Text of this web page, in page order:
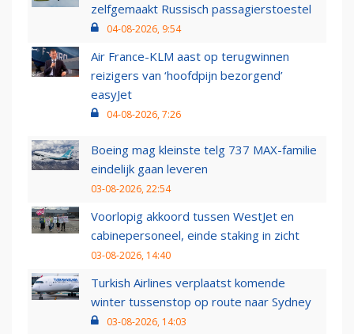
zelfgemaakt Russisch passagierstoestel
04-08-2026, 9:54
Air France-KLM aast op terugwinnen
reizigers van ‘hoofdpijn bezorgend’
easyJet
04-08-2026, 7:26
Boeing mag kleinste telg 737 MAX-familie
eindelijk gaan leveren
03-08-2026, 22:54
Voorlopig akkoord tussen WestJet en
cabinepersoneel, einde staking in zicht
03-08-2026, 14:40
Turkish Airlines verplaatst komende
winter tussenstop op route naar Sydney
03-08-2026, 14:03